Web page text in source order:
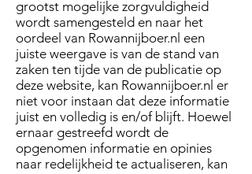
grootst mogelijke zorgvuldigheid
wordt samengesteld en naar het
oordeel van Rowannijboer.nl een
juiste weergave is van de stand van
zaken ten tijde van de publicatie op
deze website, kan Rowannijboer.nl er
niet voor instaan dat deze informatie
juist en volledig is en/of blijft. Hoewel
ernaar gestreefd wordt de
opgenomen informatie en opinies
naar redelijkheid te actualiseren, kan